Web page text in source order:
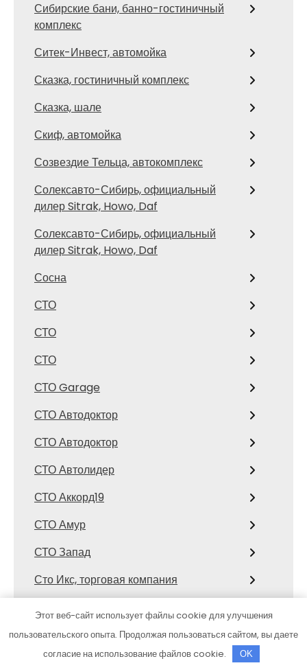
Сибирские бани, банно-гостиничный
комплекс
Ситек-Инвест, автомойка
Сказка, гостиничный комплекс
Сказка, шале
Скиф, автомойка
Созвездие Тельца, автокомплекс
Солексавто-Сибирь, официальный
дилер Sitrak, Howo, Daf
Солексавто-Сибирь, официальный
дилер Sitrak, Howo, Daf
Сосна
СТО
СТО
СТО
СТО Garage
СТО Автодоктор
СТО Автодоктор
СТО Автолидер
СТО Аккорд19
СТО Амур
СТО Запад
Сто Икс, торговая компания
Mitsubishi
СТО Космос
Этот веб-сайт использует файлы cookie для улучшения
пользовательского опыта. Продолжая пользоваться сайтом, вы даете
согласие на использование файлов cookie.
OK